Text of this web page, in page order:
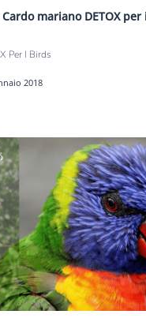
Cardo mariano DETOX per
Per I Birds
2018